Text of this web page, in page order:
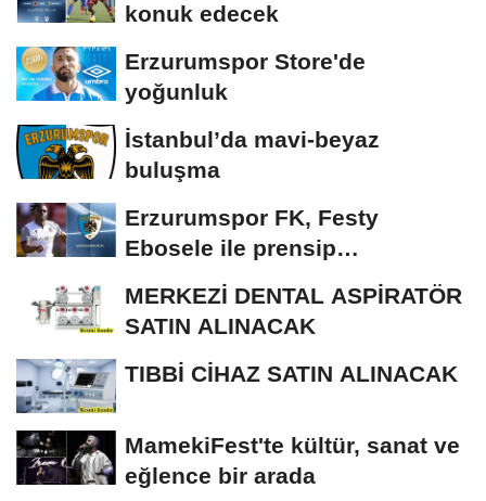
konuk edecek
Erzurumspor Store'de
yoğunluk
İstanbul’da mavi-beyaz
buluşma
Erzurumspor FK, Festy
Ebosele ile prensip
anlaşmasına vardı
MERKEZİ DENTAL ASPİRATÖR
SATIN ALINACAK
TIBBİ CİHAZ SATIN ALINACAK
MamekiFest'te kültür, sanat ve
eğlence bir arada